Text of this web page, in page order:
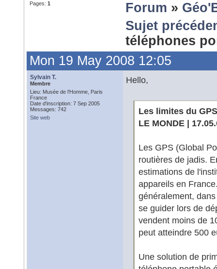
Pages: 1 Forum »
Sujet
téléphones
Mon 19 May 2008 12:05
Sylvain T.
Membre
Lieu: Musée de l'Homme, Paris
France
Date d'inscription: 7 Sep 2005
Messages: 742
Site web
Hello,
Les limites du
LE MONDE |
Les GPS (Global
routières de jadis.
estimations de
appareils en
généralement,
se guider lors de
vendent moins de
peut atteindre 500
Une solution de